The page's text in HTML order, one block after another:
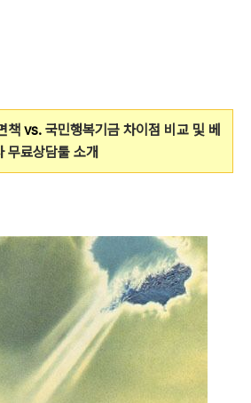
책 vs. 국민행복기금 차이점 비교 및 베
무료상담툴 소개